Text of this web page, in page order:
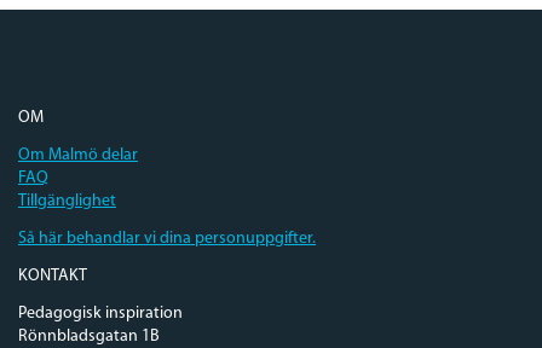
OM
Om Malmö delar
FAQ
Tillgänglighet
Så här behandlar vi dina personuppgifter.
KONTAKT
Pedagogisk inspiration
Rönnbladsgatan 1B